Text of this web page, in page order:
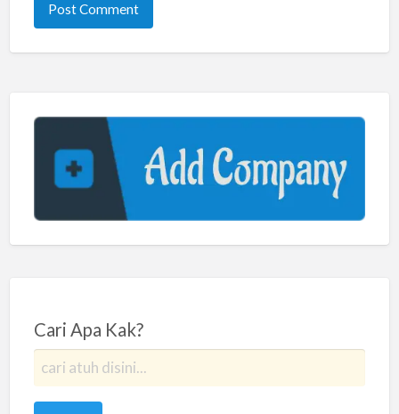
Cari Apa Kak?